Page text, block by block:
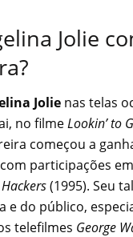
Jolie
Jolie nas telas
no filmeLookin’ to
começou a
participações
Hackers(1995). Seu
e do público,
telefilmes George